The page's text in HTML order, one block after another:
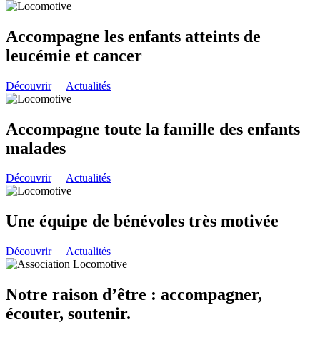
Accompagne les enfants atteints de
leucémie et cancer
Découvrir Actualités
Accompagne toute la famille des enfants
malades
Découvrir Actualités
Une équipe de bénévoles très motivée
Découvrir Actualités
Notre raison d’être : accompagner,
écouter, soutenir.